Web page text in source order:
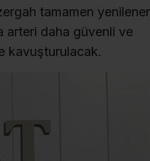
tamamen
arteri daha güvenli ve
kavuşturulacak.